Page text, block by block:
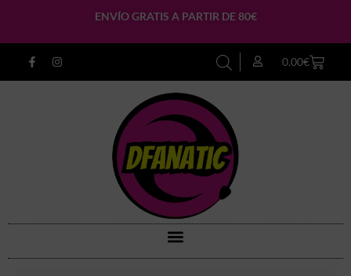
ENVÍO GRATIS A PARTIR DE 80€
0.00€